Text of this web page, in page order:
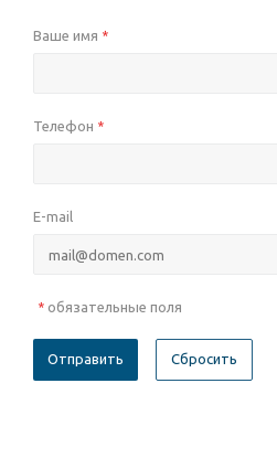
Ваше имя *
Телефон *
E-mail
* обязательные поля
Сбросить